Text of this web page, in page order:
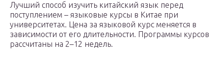
Лучший способ изучить китайский язык перед
поступлением – языковые курсы в Китае при
университетах. Цена за языковой курс меняется в
зависимости от его длительности. Программы курсов
рассчитаны на 2–12 недель.